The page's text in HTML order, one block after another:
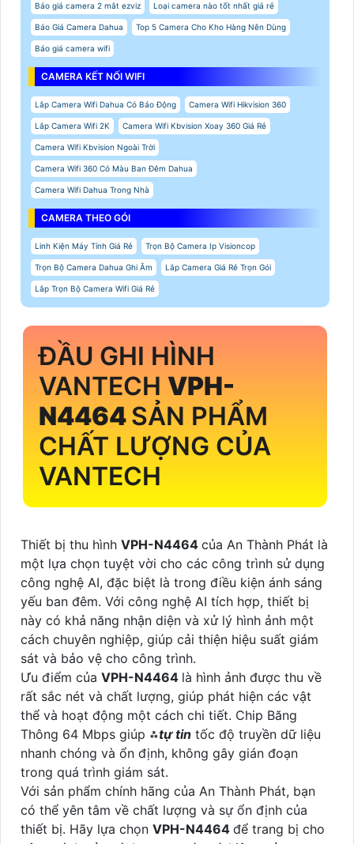
Báo giá camera 2 mắt ezviz Loại camera nào tốt nhất giá rẻ
Báo Giá Camera Dahua Top 5 Camera Cho Kho Hàng Nên Dùng
Báo giá camera wifi
CAMERA KẾT NỐI WIFI
Lắp Camera Wifi Dahua Có Báo Động Camera Wifi Hikvision 360
Lắp Camera Wifi 2K Camera Wifi Kbvision Xoay 360 Giá Rẻ
Camera Wifi Kbvision Ngoài Trời
Camera Wifi 360 Có Màu Ban Đêm Dahua
Camera Wifi Dahua Trong Nhà
CAMERA THEO GÓI
Linh Kiện Máy Tính Giá Rẻ Trọn Bộ Camera Ip Visioncop
Trọn Bộ Camera Dahua Ghi Âm Lắp Camera Giá Rẻ Trọn Gói
Lắp Trọn Bộ Camera Wifi Giá Rẻ
ĐẦU GHI HÌNH
VANTECH VPH-
N4464SẢN PHẨM
CHẤT LƯỢNG CỦA
VANTECH
Thiết bị thu hình VPH-N4464 của An Thành Phát là
một lựa chọn tuyệt vời cho các công trình sử dụng
công nghệ AI, đặc biệt là trong điều kiện ánh sáng
yếu ban đêm. Với công nghệ AI tích hợp, thiết bị
này có khả năng nhận diện và xử lý hình ảnh một
cách chuyên nghiệp, giúp cải thiện hiệu suất giám
sát và bảo vệ cho công trình.
Ưu điểm của VPH-N4464 là hình ảnh được thu về
rất sắc nét và chất lượng, giúp phát hiện các vật
thể và hoạt động một cách chi tiết. Chip Băng
Thông 64 Mbps giúp ⁂tự tin tốc độ truyền dữ liệu
nhanh chóng và ổn định, không gây gián đoạn
trong quá trình giám sát.
Với sản phẩm chính hãng của An Thành Phát, bạn
có thể yên tâm về chất lượng và sự ổn định của
thiết bị. Hãy lựa chọn VPH-N4464 để trang bị cho